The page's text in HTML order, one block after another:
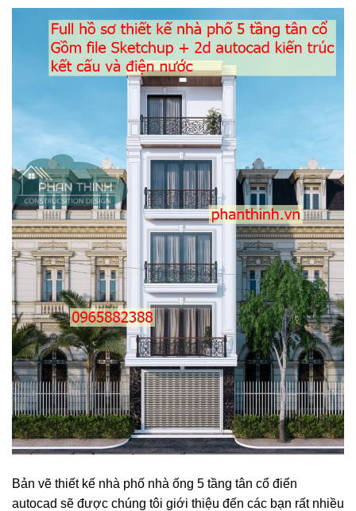
Bản vẽ thiết kế nhà phố nhà ống 5 tầng tân cổ điển
autocad sẽ được chúng tôi giới thiệu đến các bạn rất nhiều